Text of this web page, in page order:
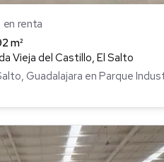
en renta
m²
Vieja del Castillo, El Salto
Guadalajara en Parque